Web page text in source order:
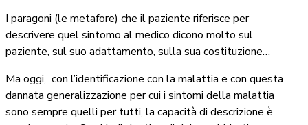
I paragoni (le metafore) che il paziente riferisce per
descrivere quel sintomo al medico dicono molto sul
paziente, sul suo adattamento, sulla sua costituzione…
Ma oggi, con l’identificazione con la malattia e con questa
dannata generalizzazione per cui i sintomi della malattia
sono sempre quelli per tutti, la capacità di descrizione è